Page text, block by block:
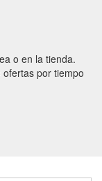
o en la tienda.
por tiempo